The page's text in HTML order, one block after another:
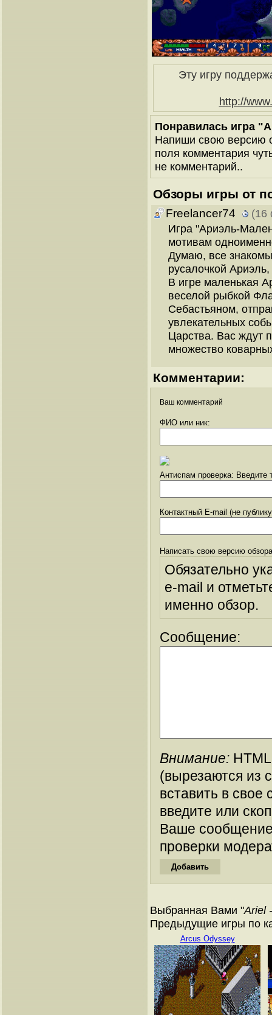
Эту игру
http://
Понравилась игра
Напиши свою версию
поля комментария
не комментарий..
Обзоры игры от
Freelancer74
(16
Игра "Ариэль-
мотивам
Думаю, все
русалочкой
В игре маленькая
веселой рыбкой
Себастьяном,
увлекательных
Царства. Вас ждут
множество
Комментарии:
Ваш комментарий
ФИО или ник:
Антиспам проверка: Введите
Контактный E-mail (не
Написать свою версию
Обязательно
e-mail и
именно обзор.
Сообщение:
Внимание:
(вырезаются из
вставить в
введите или
Ваше
проверки
Выбранная Вами "Ariel
Предыдущие игры по
Arcus Odyssey